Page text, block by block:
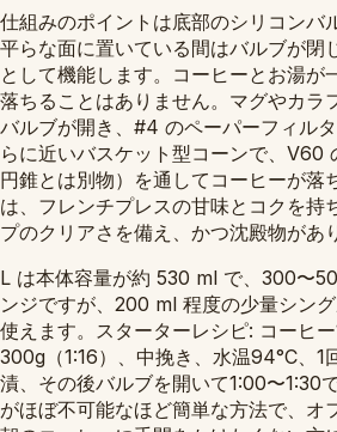
仕組みのポイントは底部のシリコンバ
平らな面に置いている間はバルブが閉
として機能します。コーヒーとお湯が
落ちることはありません。マグやカラ
バルブが開き、#4 のペーパーフィル
らに近いバスケット型コーンで、V60
円錐とは別物）を通してコーヒーが落
は、フレンチプレスの甘味とコクを持
プのクリアさを備え、かつ沈殿物があ
L は本体容量が約 530 ml で、300〜
ンジですが、200 ml 程度の少量シン
使えます。スターターレシピ: コーヒ
300g（1:16）、中挽き、水温94°C、1
漬、その後バルブを開いて1:00〜1:30
がほぼ不可能なほど簡単な方法で、オ